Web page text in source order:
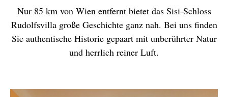
Nur 85 km von Wien entfernt bietet das Sisi-Schloss
Rudolfsvilla große Geschichte ganz nah. Bei uns finden
Sie authentische Historie gepaart mit unberührter Natur
und herrlich reiner Luft.